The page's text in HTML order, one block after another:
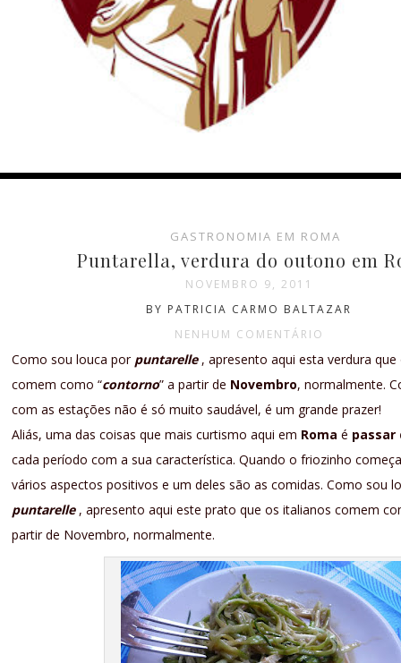
GASTRONOMIA EM ROMA
Puntarella, verdura do outono em
NOVEMBRO 9, 2011
BY PATRICIA CARMO BALTAZAR
NENHUM COMENTÁRIO
Como sou louca por puntarelle, apresento aqui esta verdura
comem como “contorno” a partir de Novembro, normalmente.
com as estações não é só muito saudável, é um grande prazer!
Aliás, uma das coisas que mais curtismo aqui em Roma é passar
cada período com a sua característica. Quando o friozinho
vários aspectos positivos e um deles são as comidas. Como sou
puntarelle, apresento aqui este prato que os italianos comem
partir de Novembro, normalmente.